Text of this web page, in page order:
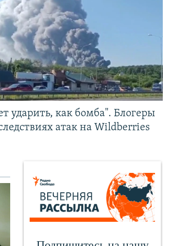
ударить, как бомба". Блогеры
атак на Wildberries